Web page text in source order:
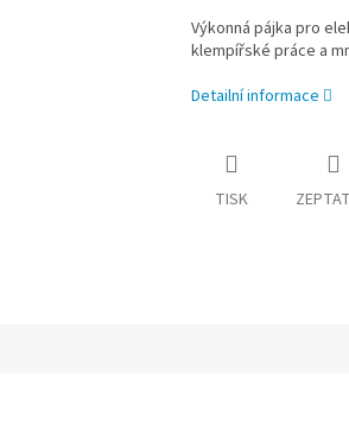
Výkonná pájka pro
klempířské práce a
Detailní informace
TISK